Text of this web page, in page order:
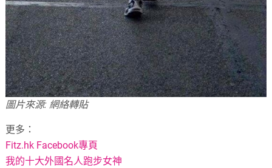
圖片來源: 網絡轉貼
更多：
Fitz.hk Facebook專頁
我的十大外國名人跑步女神